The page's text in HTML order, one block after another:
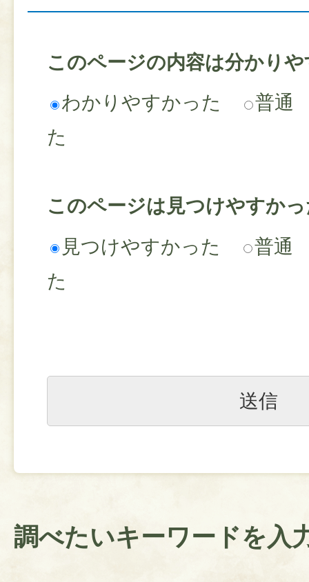
このページの内容は分かり
わかりやすかった
普通
た
このページは見つけやすか
見つけやすかった
普通
た
調べたいキーワードを入